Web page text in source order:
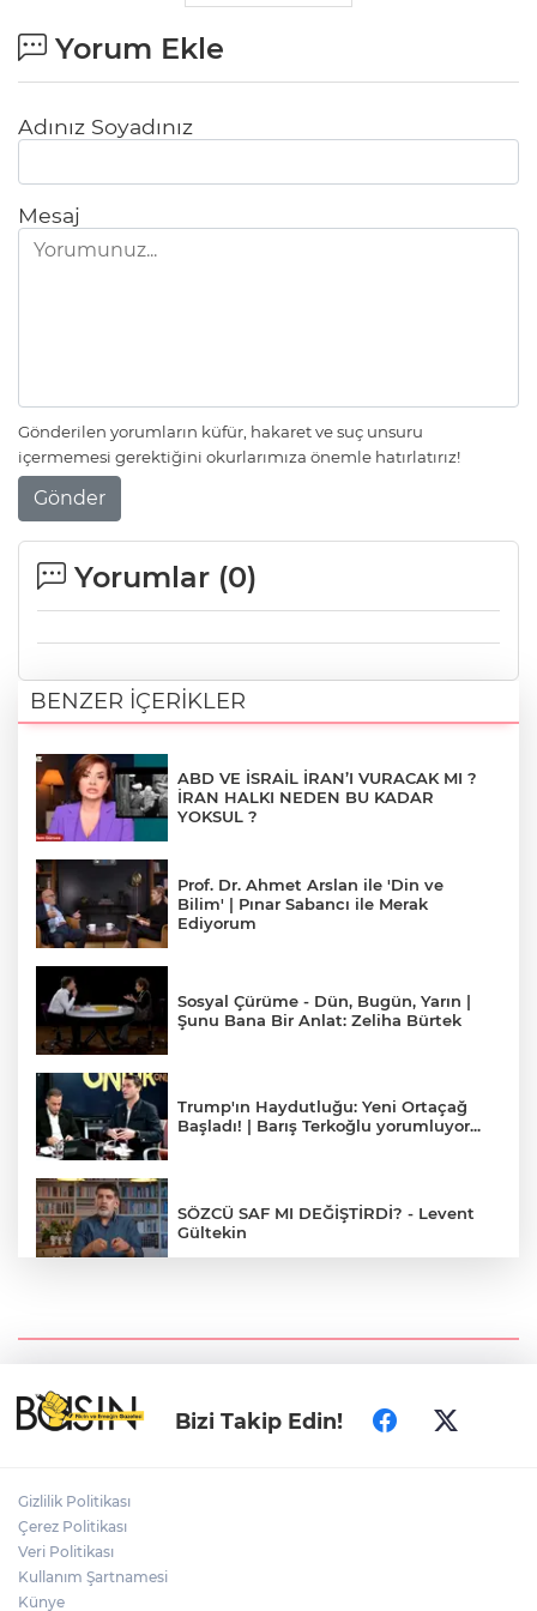
Yorum Ekle
Adınız Soyadınız
Mesaj
Gönderilen yorumların küfür, hakaret ve suç unsuru
içermemesi gerektiğini okurlarımıza önemle hatırlatırız!
Gönder
Yorumlar (0)
BENZER İÇERİKLER
ABD VE İSRAİL İRAN’I VURACAK MI ?
İRAN HALKI NEDEN BU KADAR
YOKSUL ?
Prof. Dr. Ahmet Arslan ile 'Din ve
Bilim' | Pınar Sabancı ile Merak
Ediyorum
Sosyal Çürüme - Dün, Bugün, Yarın |
Şunu Bana Bir Anlat: Zeliha Bürtek
Trump'ın Haydutluğu: Yeni Ortaçağ
Başladı! | Barış Terkoğlu yorumluyor...
SÖZCÜ SAF MI DEĞİŞTİRDİ? - Levent
Gültekin
Piçhane | Evvel Zaman İçinde İzmir
Bizi Takip Edin!
Gizlilik Politikası
Çerez Politikası
Veri Politikası
Kullanım Şartnamesi
Künye